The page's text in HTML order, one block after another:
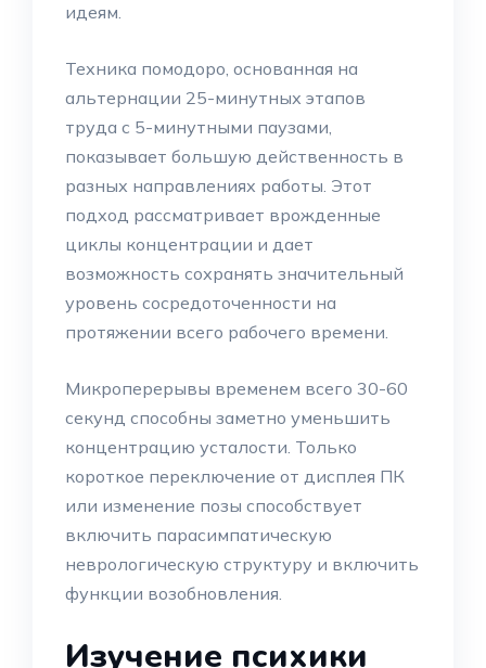
идеям.
Техника помодоро, основанная на
альтернации 25-минутных этапов
труда с 5-минутными паузами,
показывает большую действенность в
разных направлениях работы. Этот
подход рассматривает врожденные
циклы концентрации и дает
возможность сохранять значительный
уровень сосредоточенности на
протяжении всего рабочего времени.
Микроперерывы временем всего 30-60
секунд способны заметно уменьшить
концентрацию усталости. Только
короткое переключение от дисплея ПК
или изменение позы способствует
включить парасимпатическую
неврологическую структуру и включить
функции возобновления.
Изучение психики